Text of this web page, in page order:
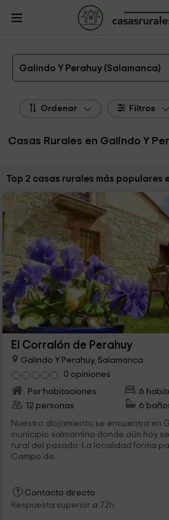
Casas Rurales
Rurales Salamanca
Casas Rurales Galindo Y
Las 2 mejores casas rurales en Galindo Y Perahuy
Galindo Y Perahuy (Salamanca)
Ordenar Filtros
Casas Rurales en Galindo Y
Ordenar por:
Top 2 casas rurales más populares
El Corralón de Perahuy
Galindo Y Perahuy, Salamanca
0 opiniones
Por habitaciones
6
12 personas
6
Nuestro alojamiento se encuentra en
municipio salmantino donde aún hoy
rural del pasado. La localidad forma
Campo de...
Contacto directo
Respuesta superior a 72h